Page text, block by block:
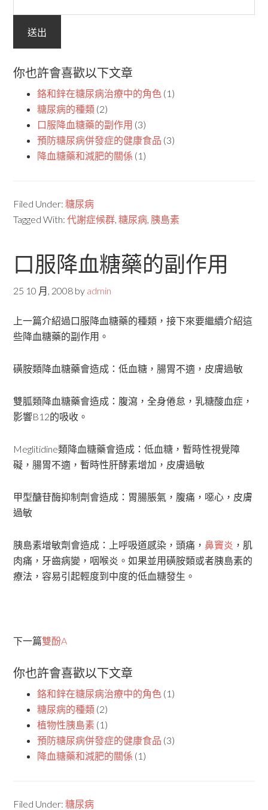
你也許會喜歡以下文章
鉻和鋅在糖尿病治療中的角色 (1)
糖尿病的種類 (2)
口服降血糖藥的副作用 (3)
預防糖尿病併發症的健康食品 (3)
降血糖藥和減肥的關係 (1)
Filed Under:糖尿病
Tagged With:代謝症候群,糖尿病, 胰島素
口服降血糖藥的副作用
25 10 月, 2008 by admin
上一篇介紹過口服降血糖藥的種類，接下來要繼續介紹這
些降血糖藥的副作用。
磺胺類降血糖藥會造成：低血糖，腸胃不適，皮膚過敏
雙胍類降血糖藥會造成：腹瀉，全身倦怠，乳糖酸血症，
影響B12的吸收。
Meglitidine類降血糖藥會造成：低血糖，暫時性視覺障
礙，腸胃不適，暫時性肝酵素增加，皮膚過敏
甲型醣苷酶抑制劑會造成：胃腸脹氣，腹痛，噁心，皮膚
過敏
胰島素增敏劑會造成：上呼吸道感染，頭痛， 鼻竇炎 ，肌
肉痛，牙齒病變，咽喉炎。如果並用磺胺類或者胰島素的
療法，容易引起輕度到中度的低血糖發生。
下一篇雙酚A
你也許會喜歡以下文章
鉻和鋅在糖尿病治療中的角色 (1)
糖尿病的種類 (2)
植物性胰島素 (1)
預防糖尿病併發症的健康食品 (3)
降血糖藥和減肥的關係 (1)
Filed Under:糖尿病